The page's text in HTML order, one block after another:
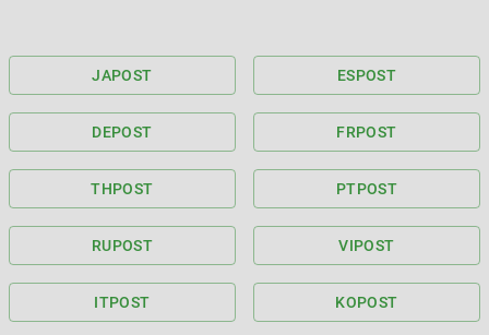
JAPOST ESPOST
DEPOST FRPOST
THPOST PTPOST
RUPOST VIPOST
ITPOST KOPOST